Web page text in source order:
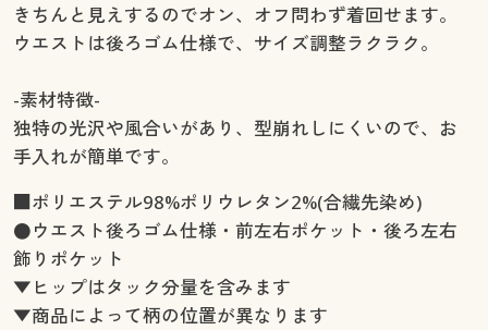
きちんと見えするのでオン、オフ問わず着回せます。
ウエストは後ろゴム仕様で、サイズ調整ラクラク。
-素材特徴-
独特の光沢や風合いがあり、型崩れしにくいので、お
手入れが簡単です。
■ポリエステル98%ポリウレタン2%(合繊先染め)
●ウエスト後ろゴム仕様・前左右ポケット・後ろ左右
飾りポケット
▼ヒップはタック分量を含みます
▼商品によって柄の位置が異なります